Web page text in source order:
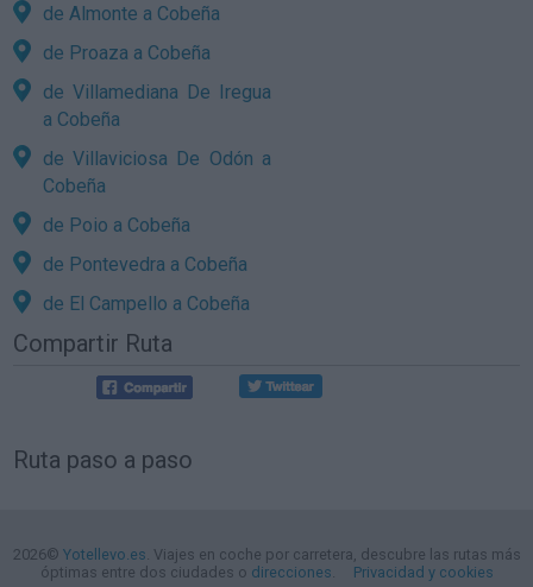
de Almonte a Cobeña
de Proaza a Cobeña
de Villamediana De Iregua
a Cobeña
de Villaviciosa De Odón a
Cobeña
de Poio a Cobeña
de Pontevedra a Cobeña
de El Campello a Cobeña
Compartir Ruta
Ruta paso a paso
2026© Yotellevo.es. Viajes en coche por carretera, descubre las rutas más
óptimas entre dos ciudades o direcciones. Privacidad y cookies